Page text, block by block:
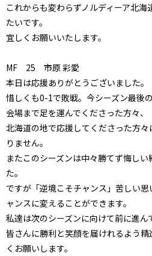
これからも変わらずノルディーア北
たいです。
宜しくお願いいたします。
MF 25 市原 彩愛
本日は応援ありがとうございました。
惜しくも0-1で敗戦。今シーズン最後
会場まで足を運んでくださった方々、
北海道の地で応援してくださった方
りません。
またこのシーズンは中々勝てず悔し
た。
ですが「逆境こそチャンス」苦しい
ャンスに変えることができます。
私達は次のシーズンに向けて前に進ん
皆さんに勝利と笑顔を届けれるよう
くお願いします。